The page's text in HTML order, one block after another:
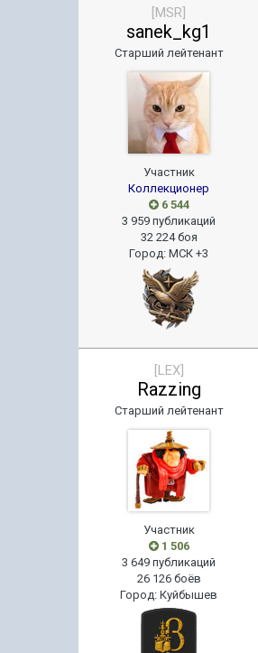
[MSR]
sanek_kg1
Старший лейтенант
Участник
Коллекционер
6 544
3 959 публикаций
32 224 боя
Город:МСК +3
[LEX]
Razzing
Старший лейтенант
Участник
1 506
3 649 публикаций
26 126 боёв
Город:Куйбышев